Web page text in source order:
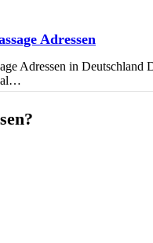
Adressen
Adressen in